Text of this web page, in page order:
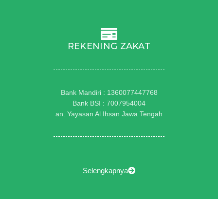
REKENING ZAKAT
Bank Mandiri : 1360077447768
Bank BSI : 7007954004
an. Yayasan Al Ihsan Jawa Tengah
Selengkapnya